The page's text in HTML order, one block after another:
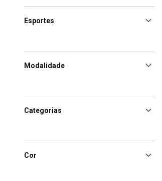
Esportes
Modalidade
Categorias
Cor